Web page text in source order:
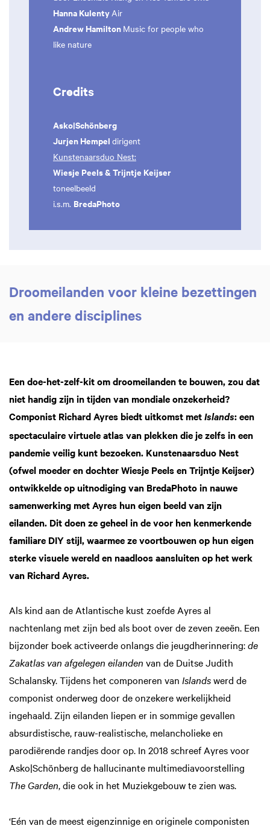
Hanna Kulenty Air
Andrew Hamilton Music for people who
like nature
Credits
Asko|Schönberg
Jurjen Hempel dirigent
Kunstenaarsduo Nest:
Wiesje Peels & Trijntje Keijser
toneelbeeld
i.s.m. BredaPhoto
Droomeilanden voor kleine bezettingen
en andere disciplines
Een doe-het-zelf-kit om droomeilanden te bouwen, zou dat
niet handig zijn in tijden van mondiale onzekerheid?
Componist Richard Ayres biedt uitkomst met Islands: een
spectaculaire virtuele atlas van plekken die je zelfs in een
pandemie veilig kunt bezoeken. Kunstenaarsduo Nest
(ofwel moeder en dochter Wiesje Peels en Trijntje Keijser)
ontwikkelde op uitnodiging van BredaPhoto in nauwe
samenwerking met Ayres hun eigen beeld van zijn
eilanden. Dit doen ze geheel in de voor hen kenmerkende
familiare DIY stijl, waarmee ze voortbouwen op hun eigen
sterke visuele wereld en naadloos aansluiten op het werk
van Richard Ayres.
Als kind aan de Atlantische kust zoefde Ayres al
nachtenlang met zijn bed als boot over de zeven zeeën. Een
bijzonder boek activeerde onlangs die jeugdherinnering:de
Zakatlas van afgelegen eilanden van de Duitse Judith
Schalansky. Tijdens het componeren van Islandswerd de
componist onderweg door de onzekere werkelijkheid
ingehaald. Zijn eilanden liepen er in sommige gevallen
absurdistische, rauw-realistische, melancholieke en
parodiërende randjes door op. In 2018 schreef Ayres voor
Asko|Schönberg de hallucinante multimediavoorstelling
The Garden, die ook in het Muziekgebouw te zien was.
‘Eén van de meest eigenzinnige en originele componisten